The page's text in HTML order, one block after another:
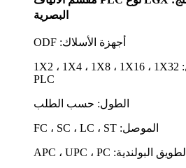
البصرية
أجهزة الأسلاك: ODF
رقم الموديل: 1X2 ، 1X4 ، 1X8 ، 1X16 ، 1X32
PLC
الطول: حسب الطلب
الموصل: FC ، SC ، LC ، ST
الطويق البولندية: APC ، UPC ، PC